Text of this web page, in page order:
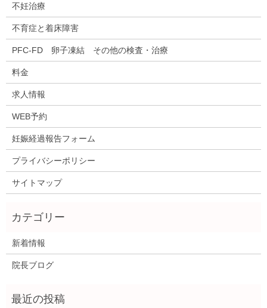
不妊治療
不育症と着床障害
PFC-FD 卵子凍結 その他の検査・治療
料金
求人情報
WEB予約
妊娠経過報告フォーム
プライバシーポリシー
サイトマップ
新着情報
院長ブログ